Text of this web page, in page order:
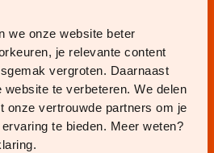
we onze website beter
je relevante content
vergroten. Daarnaast
website te verbeteren. We delen
onze vertrouwde partners om je
te bieden. Meer weten?